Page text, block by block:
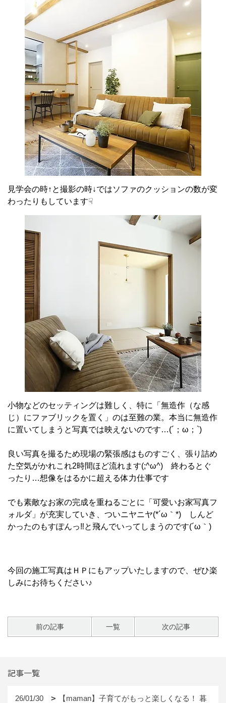
見学会の時↑と撮影の時↓ではソファのクッションの数が変
わったりもしています☟
小物などのセッティングは難しく、特に「無造作（な感
じ）にファブリックを置く」のは至難の業。本当に無造作
に置いてしまうと写真では映えないのです…(´；ω；`)
良い写真を撮るため現場の緊張感はものすごく、張り詰め
た空気がかれこれ2時間ほど流れます(;^ω^) 終わるとぐ
ったり…想像をはるかに超える体力仕事です
でも素敵なお家の完成を重ねるごとに「可愛いお家写真フ
ォルダ」が充実していき、ついニヤニヤ(*´ω｀*) しんど
かったのもすぽんっ‼と飛んでいってしまうのです(´ω｀)
今回の施工写真はＨＰにもアップいたしますので、ぜひ楽
しみにお待ちください♪
前の記事 一覧 次の記事
記事一覧
26/01/30
【maman】子育てがもっと楽しくなる！ 暮